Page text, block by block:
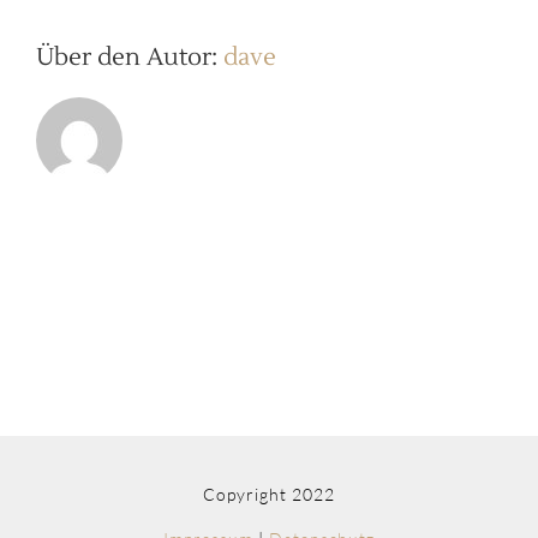
Über den Autor: dave
Copyright 2022